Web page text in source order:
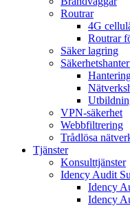
Routrar
4G
Routrar
Säker lagring
VPN-säkerhet
Webbfiltrering
Trådlösa
Tjänster
Konsulttjänster
Idency Audit
Idency
Idency